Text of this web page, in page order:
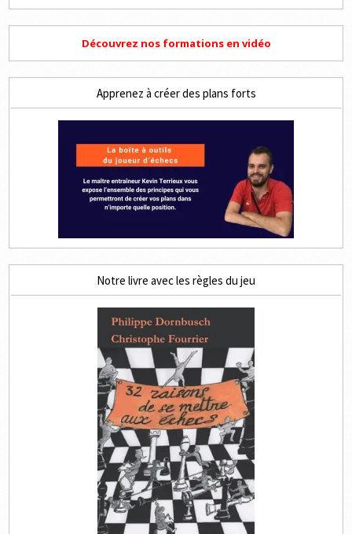
Découvrez nos formations en vidéo
Apprenez à créer des plans forts
Notre livre avec les règles du jeu